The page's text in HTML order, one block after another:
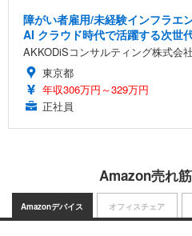
障がい者雇用/未経験インフラエ
AI クラウド時代で活躍する次世
AKKODiSコンサルティング株式会社
東京都
年収306万円～329万円
正社員
Amazon売れ
Amazonデバイス オフィスチェア